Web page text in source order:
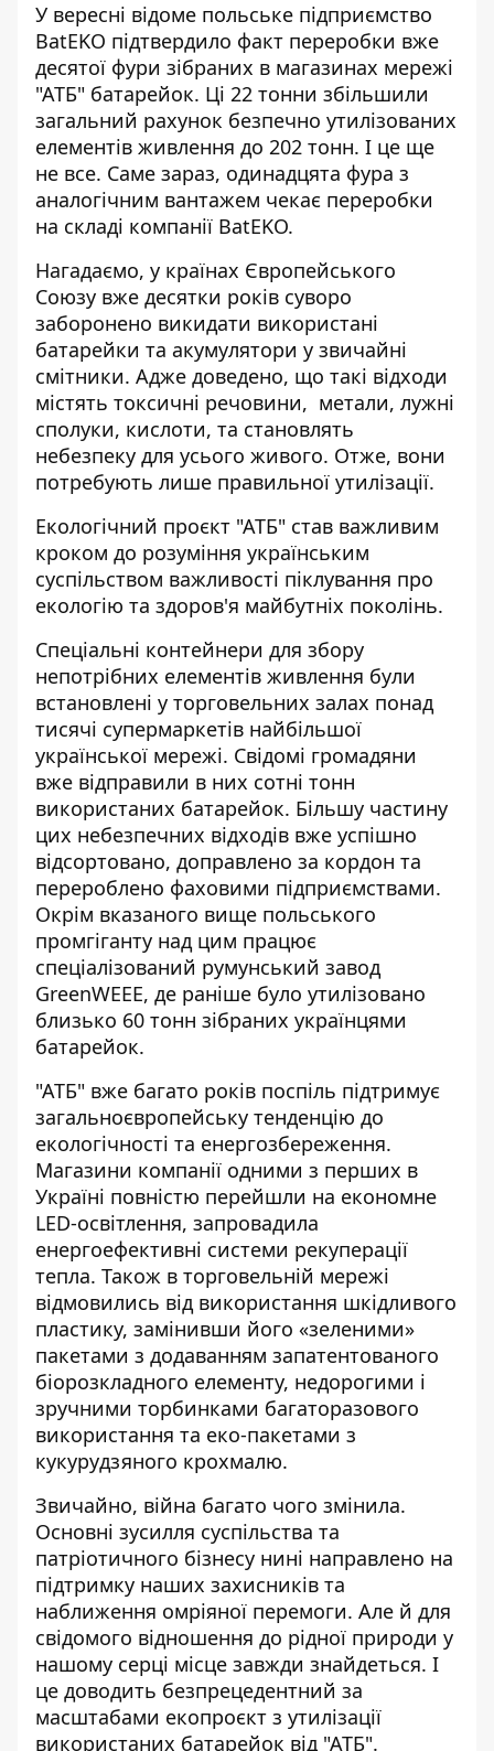
У вересні відоме польське підприємство
BatEKO підтвердило факт переробки вже
десятої фури зібраних в магазинах мережі
"АТБ" батарейок. Ці 22 тонни збільшили
загальний рахунок безпечно утилізованих
елементів живлення до 202 тонн. І це ще
не все. Саме зараз, одинадцята фура з
аналогічним вантажем чекає переробки
на складі компанії BatEKO.
Нагадаємо, у країнах Європейського
Союзу вже десятки років суворо
заборонено викидати використані
батарейки та акумулятори у звичайні
смітники. Адже доведено, що такі відходи
містять токсичні речовини, метали, лужні
сполуки, кислоти, та становлять
небезпеку для усього живого. Отже, вони
потребують лише правильної утилізації.
Екологічний проєкт "АТБ" став важливим
кроком до розуміння українським
суспільством важливості піклування про
екологію та здоров'я майбутніх поколінь.
Спеціальні контейнери для збору
непотрібних елементів живлення були
встановлені у торговельних залах понад
тисячі супермаркетів найбільшої
української мережі. Свідомі громадяни
вже відправили в них сотні тонн
використаних батарейок. Більшу частину
цих небезпечних відходів вже успішно
відсортовано, доправлено за кордон та
перероблено фаховими підприємствами.
Окрім вказаного вище польського
промгіганту над цим працює
спеціалізований румунський завод
GreenWEEE, де раніше було утилізовано
близько 60 тонн зібраних українцями
батарейок.
"АТБ" вже багато років поспіль підтримує
загальноєвропейську тенденцію до
екологічності та енергозбереження.
Магазини компанії одними з перших в
Україні повністю перейшли на економне
LED-освітлення, запровадила
енергоефективні системи рекуперації
тепла. Також в торговельній мережі
відмовились від використання шкідливого
пластику, замінивши його «зеленими»
пакетами з додаванням запатентованого
біорозкладного елементу, недорогими і
зручними торбинками багаторазового
використання та еко-пакетами з
кукурудзяного крохмалю.
Звичайно, війна багато чого змінила.
Основні зусилля суспільства та
патріотичного бізнесу нині направлено на
підтримку наших захисників та
наближення омріяної перемоги. Але й для
свідомого відношення до рідної природи у
нашому серці місце завжди знайдеться. І
це доводить безпрецедентний за
масштабами екопроєкт з утилізації
використаних батарейок від "АТБ".